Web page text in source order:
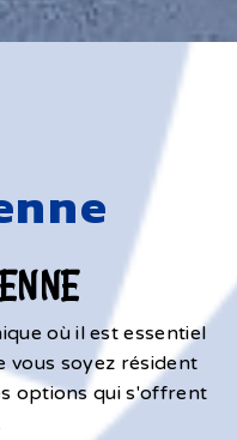
où il est essentiel
vous soyez résident
options qui s'offrent